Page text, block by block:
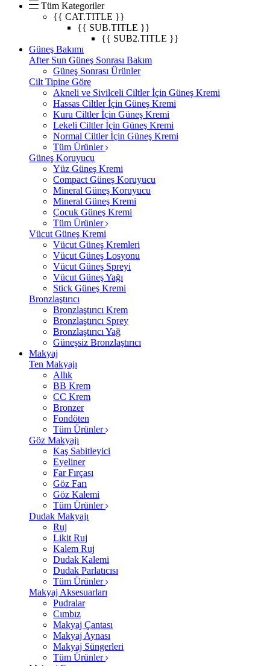
Tüm Kategoriler
{{ CAT.TITLE }}
{{ SUB.TITLE }}
{{ SUB2.TITLE }}
Güneş Bakımı
After Sun Güneş Sonrası Bakım
Güneş Sonrası Ürünler
Cilt Tipine Göre
Akneli ve Sivilceli Ciltler İçin Güneş Kremi
Hassas Ciltler İçin Güneş Kremi
Kuru Ciltler İçin Güneş Kremi
Lekeli Ciltler İçin Güneş Kremi
Normal Ciltler İçin Güneş Kremi
Tüm Ürünler
Güneş Koruyucu
Yüz Güneş Kremi
Compact Güneş Koruyucu
Mineral Güneş Koruyucu
Mineral Güneş Kremi
Çocuk Güneş Kremi
Tüm Ürünler
Vücut Güneş Kremi
Vücut Güneş Kremleri
Vücut Güneş Losyonu
Vücut Güneş Spreyi
Vücut Güneş Yağı
Stick Güneş Kremi
Bronzlaştırıcı
Bronzlaştırıcı Krem
Bronzlaştırıcı Sprey
Bronzlaştırıcı Yağ
Güneşsiz Bronzlaştırıcı
Makyaj
Ten Makyajı
Allık
BB Krem
CC Krem
Bronzer
Fondöten
Tüm Ürünler
Göz Makyajı
Kaş Sabitleyici
Eyeliner
Far Fırçası
Göz Farı
Göz Kalemi
Tüm Ürünler
Dudak Makyajı
Ruj
Likit Ruj
Kalem Ruj
Dudak Kalemi
Dudak Parlatıcısı
Tüm Ürünler
Makyaj Aksesuarları
Pudralar
Cımbız
Makyaj Çantası
Makyaj Aynası
Makyaj Süngerleri
Tüm Ürünler